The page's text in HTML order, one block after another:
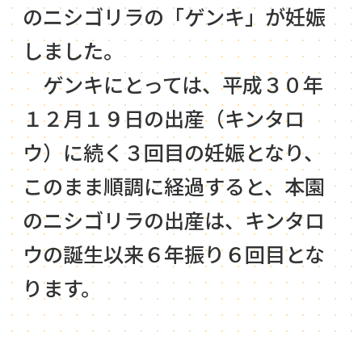
のニシゴリラの「ゲンキ」が妊娠
しました。
ゲンキにとっては、平成３０年
１２月１９日の出産（キンタロ
ウ）に続く３回目の妊娠となり、
このまま順調に経過すると、本園
のニシゴリラの出産は、キンタロ
ウの誕生以来６年振り６回目とな
ります。